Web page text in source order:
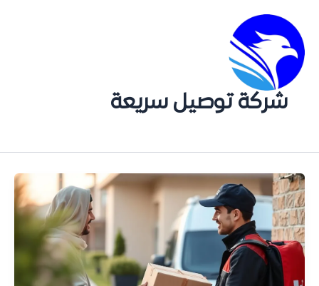
شركة توصيل سريعة